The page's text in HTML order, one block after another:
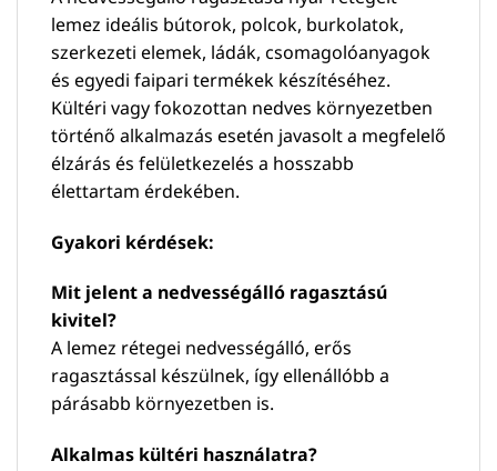
lemez ideális bútorok, polcok, burkolatok,
szerkezeti elemek, ládák, csomagolóanyagok
és egyedi faipari termékek készítéséhez.
Kültéri vagy fokozottan nedves környezetben
történő alkalmazás esetén javasolt a megfelelő
élzárás és felületkezelés a hosszabb
élettartam érdekében.
Gyakori kérdések:
Mit jelent a nedvességálló ragasztású
kivitel?
A lemez rétegei nedvességálló, erős
ragasztással készülnek, így ellenállóbb a
párásabb környezetben is.
Alkalmas kültéri használatra?